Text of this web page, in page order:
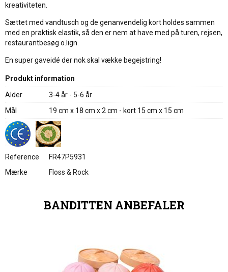
kreativiteten.
Sættet med vandtusch og de genanvendelig kort holdes sammen
med en praktisk elastik, så den er nem at have med på turen, rejsen,
restaurantbesøg o.lign.
En super gaveidé der nok skal vække begejstring!
Produkt information
Alder
3-4 år - 5-6 år
Mål
19 cm x 18 cm x 2 cm - kort 15 cm x 15 cm
Reference
FR47P5931
Mærke
Floss & Rock
BANDITTEN ANBEFALER